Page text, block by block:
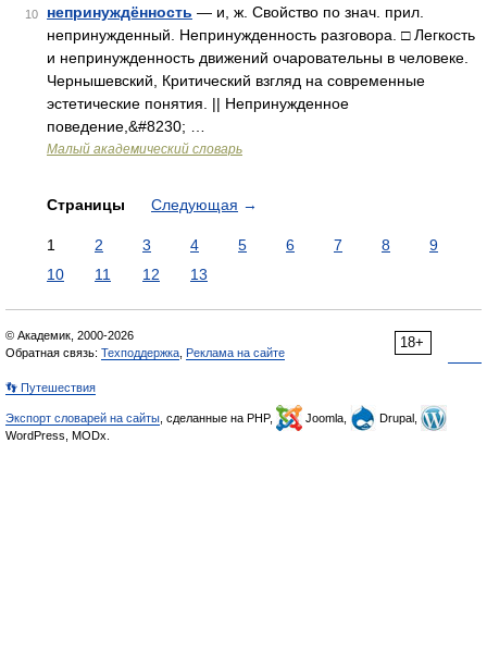
10 непринуждённость — и, ж. Свойство по знач. прил.
непринужденный. Непринужденность разговора. □ Легкость
и непринужденность движений очаровательны в человеке.
Чернышевский, Критический взгляд на современные
эстетические понятия. || Непринужденное
поведение,&#8230; …
Малый академический словарь
Страницы Следующая →
1 2 3 4 5 6 7 8
9
10
11 12 13
18+
© Академик, 2000-2026
Обратная связь: Техподдержка Реклама на сайте
👣 Путешествия
Экспорт словарей на сайты , сделанные на PHP, Joomla,
Drupal,
WordPress, MODx.